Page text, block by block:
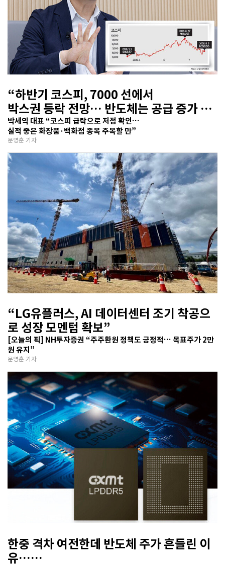
“하반기 코스피, 7000 선에서
박스권 등락 전망… 반도체는 공급 증가 선
반영 주시해야”
박세익 대표 “코스피 급락으로 저점 확인…
실적 좋은 화장품·백화점 종목 주목할 만”
문영훈 기자
“LG유플러스, AI 데이터센터 조기 착공으
로 성장 모멘텀 확보”
[오늘의 픽] NH투자증권 “주주환원 정책도 긍정적… 목표주가 2만
원 유지”
문영훈 기자
한중 격차 여전한데 반도체 주가 흔들린 이
유…